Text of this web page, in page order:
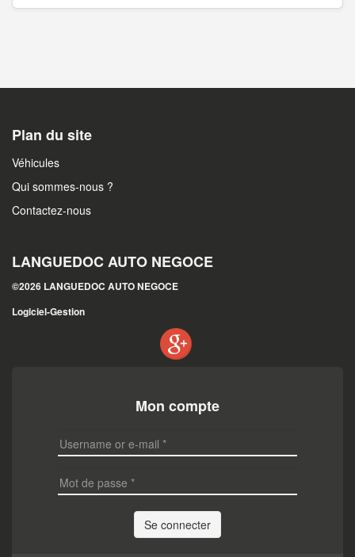
Plan du site
Véhicules
Qui sommes-nous ?
Contactez-nous
LANGUEDOC AUTO NEGOCE
©2026 LANGUEDOC AUTO NEGOCE
Logiciel-Gestion
Mon compte